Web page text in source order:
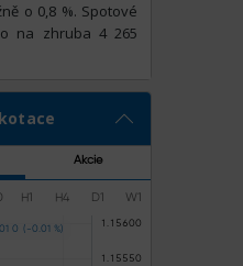
o 0,8 %. Spotové
na zhruba 4 265
Akcie
H1 H4 D1 W1
01 0 ( -0 .01 %